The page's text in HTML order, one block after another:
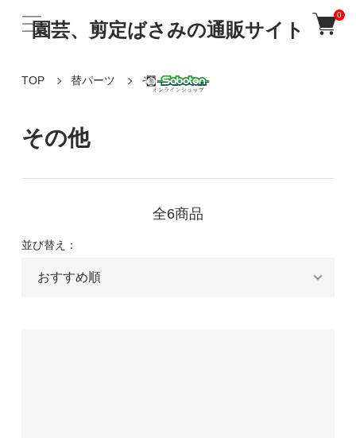
園芸、剪定ばさみの通販サイト
0
TOP 替パーツ その他
その他
全6商品
並び替え：